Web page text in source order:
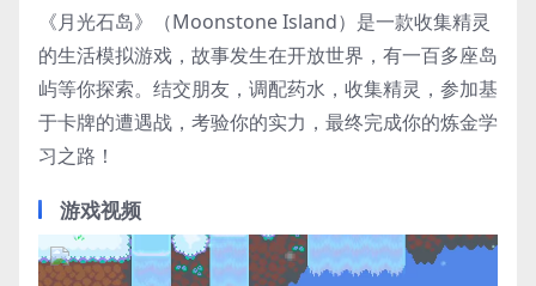
《月光石岛》（Moonstone Island）是一款收集精灵
的生活模拟游戏，故事发生在开放世界，有一百多座岛
屿等你探索。结交朋友，调配药水，收集精灵，参加基
于卡牌的遭遇战，考验你的实力，最终完成你的炼金学
习之路！
游戏视频